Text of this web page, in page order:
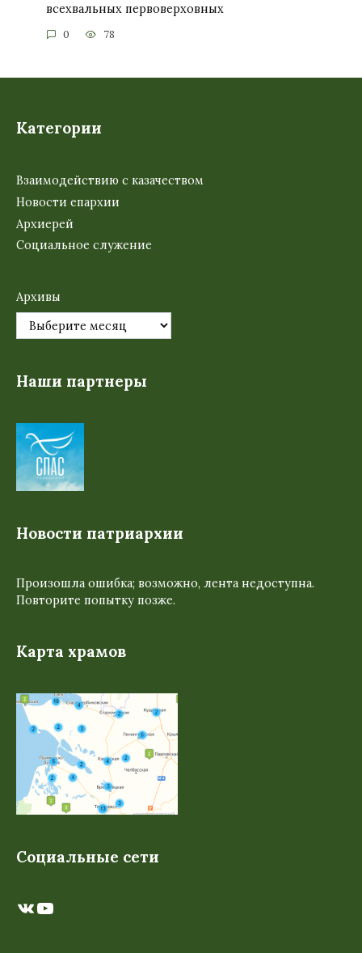
всехвальных первоверховных
0 78
Категории
Взаимодействию с казачеством
Новости епархии
Архиерей
Социальное служение
Архивы
Наши партнеры
Новости патриархии
Произошла ошибка; возможно, лента недоступна.
Повторите попытку позже.
Карта храмов
Социальные сети
ВКонтакте
YouTube